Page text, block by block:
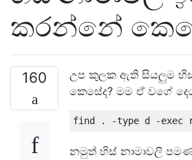
කරන්නේ
160
උප කුලක ඇති සියලුම
කෙසේද? මම ඒ වගේ
නමුත් හිස් නාමාවලි